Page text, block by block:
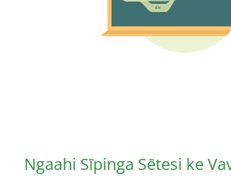
Ngaahi Sīpinga Sētesi ke